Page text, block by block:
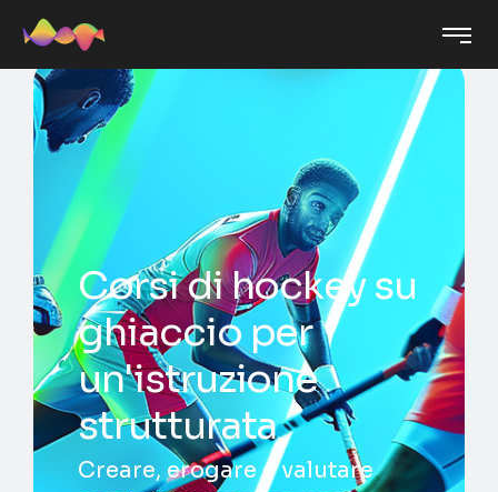
Corsi di hockey su
ghiaccio per
un'istruzione
strutturata
Creare, erogare e valutare